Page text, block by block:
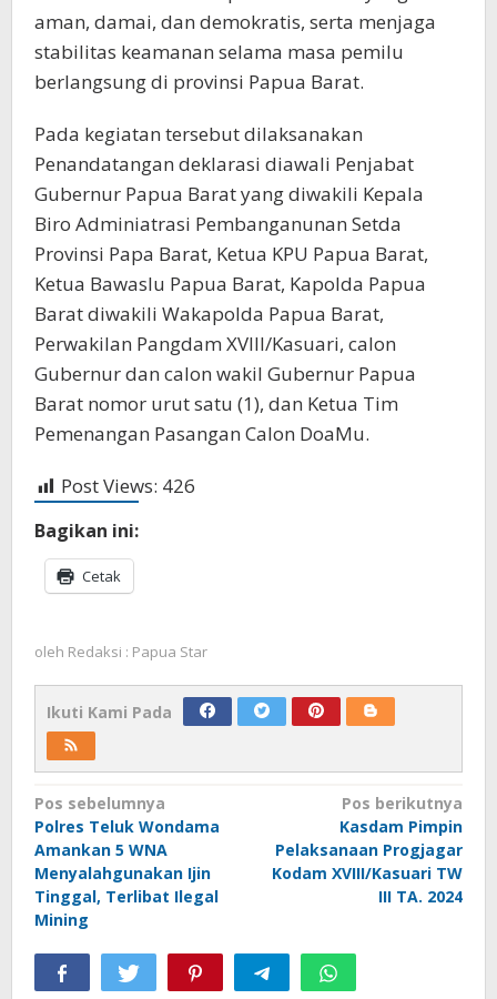
aman, damai, dan demokratis, serta menjaga
stabilitas keamanan selama masa pemilu
berlangsung di provinsi Papua Barat.
Pada kegiatan tersebut dilaksanakan
Penandatangan deklarasi diawali Penjabat
Gubernur Papua Barat yang diwakili Kepala
Biro Adminiatrasi Pembanganunan Setda
Provinsi Papa Barat, Ketua KPU Papua Barat,
Ketua Bawaslu Papua Barat, Kapolda Papua
Barat diwakili Wakapolda Papua Barat,
Perwakilan Pangdam XVIII/Kasuari, calon
Gubernur dan calon wakil Gubernur Papua
Barat nomor urut satu (1), dan Ketua Tim
Pemenangan Pasangan Calon DoaMu.
Post Views: 426
Bagikan ini:
Cetak
oleh Redaksi : Papua Star
Ikuti Kami Pada
Navigasi
pos
Pos sebelumnya
Polres Teluk Wondama
Amankan 5 WNA
Menyalahgunakan Ijin
Tinggal, Terlibat Ilegal
Mining
Pos berikutnya
Kasdam Pimpin
Pelaksanaan Progjagar
Kodam XVIII/Kasuari TW
III TA. 2024